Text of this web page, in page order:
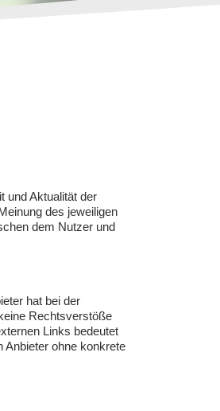
und Aktualität der
des jeweiligen
dem Nutzer und
hat bei der
Rechtsverstöße
Links bedeutet
Anbieter ohne konkrete